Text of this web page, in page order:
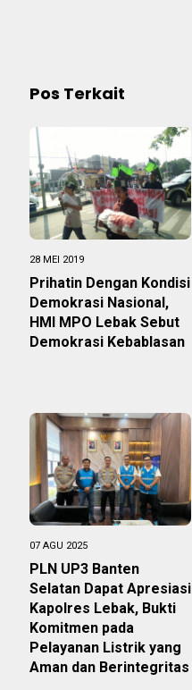
Pos Terkait
28 MEI 2019
Prihatin Dengan Kondisi
Demokrasi Nasional,
HMI MPO Lebak Sebut
Demokrasi Kebablasan
07 AGU 2025
PLN UP3 Banten
Selatan Dapat Apresiasi
Kapolres Lebak, Bukti
Komitmen pada
Pelayanan Listrik yang
Aman dan Berintegritas